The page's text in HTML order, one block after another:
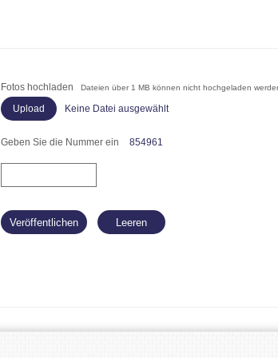
Fotos hochladen Dateien über 1 MB können nicht hochgeladen
Keine Datei ausgewählt
Geben Sie die Nummer ein 854961